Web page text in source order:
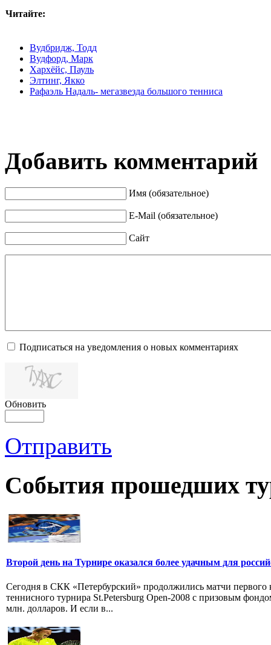
Читайте:
Вудбридж, Тодд
Вудфорд, Марк
Хархёйс, Пауль
Элтинг, Якко
Рафаэль Надаль- мегазвезда большого тенниса
Добавить комментарий
Имя (обязательное)
E-Mail (обязательное)
Сайт
Подписаться на уведомления о новых комментариях
Обновить
Отправить
События прошедших
Второй день на Турнире оказался более удачным для
Сегодня в СКК «Петербурский» продолжились матчи первого
теннисного турнира St.Petersburg Open-2008 с призовым
млн. долларов. И если в...